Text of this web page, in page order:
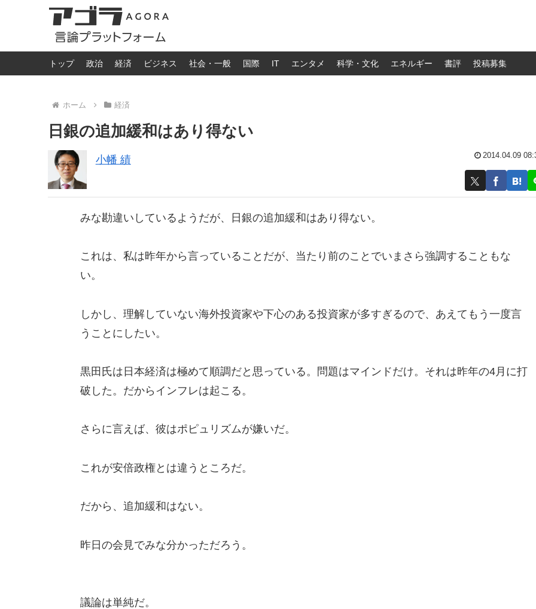
トップ 政治 経済 ビジネス 社会・一般 国際 IT エンタメ 科学・文化 エネルギー 書評 投稿募集
ホーム 経済
日銀の追加緩和はあり得ない
小幡 績 2014.04.09
みな勘違いしているようだが、日銀の追加緩和はあり得ない。
これは、私は昨年から言っていることだが、当たり前のことでいまさら強調することもな
い。
しかし、理解していない海外投資家や下心のある投資家が多すぎるので、あえてもう一度言
うことにしたい。
黒田氏は日本経済は極めて順調だと思っている。問題はマインドだけ。それは昨年の4月に打
破した。だからインフレは起こる。
さらに言えば、彼はポピュリズムが嫌いだ。
これが安倍政権とは違うところだ。
だから、追加緩和はない。
昨日の会見でみな分かっただろう。
議論は単純だ。